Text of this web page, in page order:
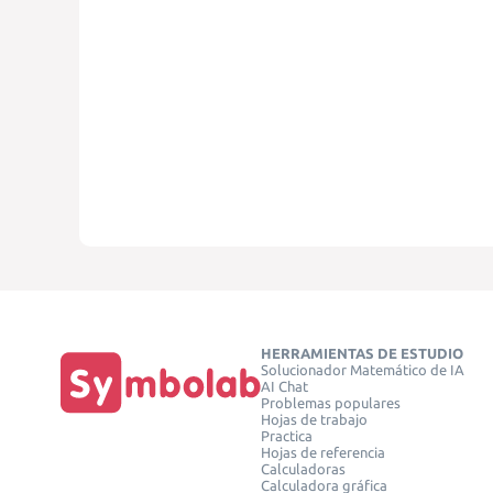
HERRAMIENTAS DE ESTUDIO
Solucionador Matemático de IA
AI Chat
Problemas populares
Hojas de trabajo
Practica
Hojas de referencia
Calculadoras
Calculadora gráfica